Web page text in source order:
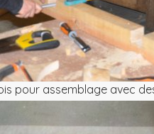
pour assemblage avec